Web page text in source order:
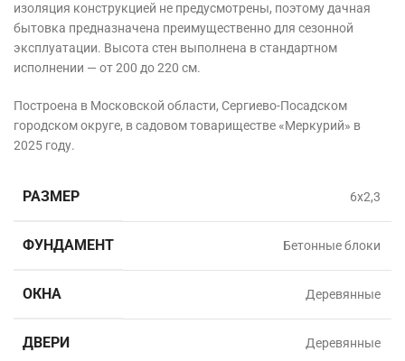
изоляция конструкцией не предусмотрены, поэтому дачная
бытовка предназначена преимущественно для сезонной
эксплуатации. Высота стен выполнена в стандартном
исполнении — от 200 до 220 см.
Построена в Московской области, Сергиево-Посадском
городском округе, в садовом товариществе «Меркурий» в
2025 году.
РАЗМЕР 6х2,3
ФУНДАМЕНТ Бетонные блоки
ОКНА Деревянные
ДВЕРИ Деревянные